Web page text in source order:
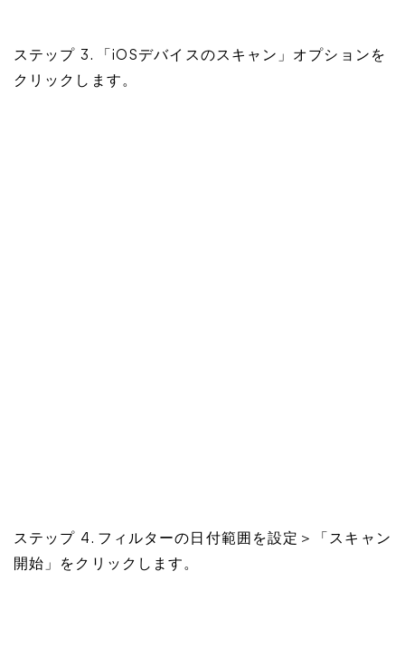
ステップ 3. 「iOSデバイスのスキャン」オプションを
クリックします。
ステップ 4. フィルターの日付範囲を設定＞「スキャン
開始」をクリックします。